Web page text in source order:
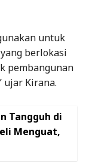
untuk
berlokasi
pembangunan
ujar Kirana.
Tangguh di
Menguat,